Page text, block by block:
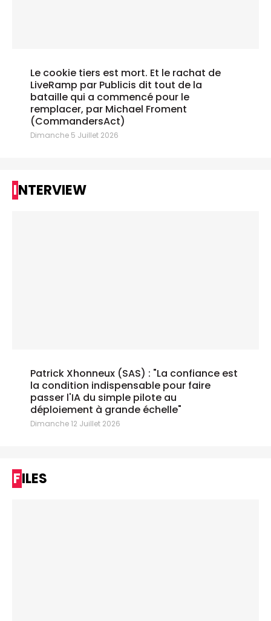
Le cookie tiers est mort. Et le rachat de
LiveRamp par Publicis dit tout de la
bataille qui a commencé pour le
remplacer, par Michael Froment
(CommandersAct)
Dimanche 5 Juillet 2026
INTERVIEW
Patrick Xhonneux (SAS) : "La confiance est
la condition indispensable pour faire
passer l'IA du simple pilote au
déploiement à grande échelle"
Dimanche 12 Juillet 2026
FILES